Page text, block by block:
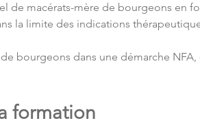
de macérats-mère de bourgeons en
la limite des indications
bourgeons dans une démarche
formation